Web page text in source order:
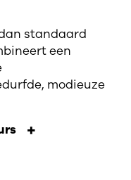
standaard
een
modieuze